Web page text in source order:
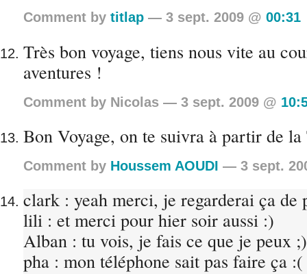
Comment bytitlap — 3 sept. 2009 @00:31
Très bon voyage, tiens nous vite au
aventures !
Comment by Nicolas — 3 sept. 2009 @
Bon Voyage, on te suivra à partir de
Comment by Houssem AOUDI — 3 sept.
clark : yeah merci, je regarderai ça de
lili : et merci pour hier soir aussi :)
Alban : tu vois, je fais ce que je peux ;)
pha : mon téléphone sait pas faire ça :(